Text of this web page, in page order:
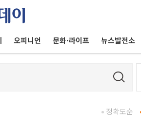
오피니언 문화·라이프 뉴스발전소
정확도순